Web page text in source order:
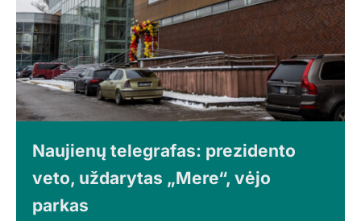
Naujienų telegrafas: prezidento
veto, uždarytas „Mere“, vėjo
parkas